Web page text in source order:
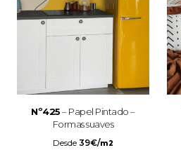
Nº425– Papel Pintado –
Formas suaves
Desde 39€/m2